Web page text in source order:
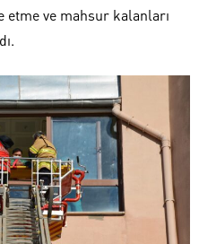
etme ve mahsur kalanları